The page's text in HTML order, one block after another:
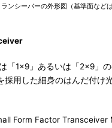
ンシーバーの外形図（基準面など
「1×9」あるいは「2×9」
採用した細身のはんだ付け
Form Factor Transceiver